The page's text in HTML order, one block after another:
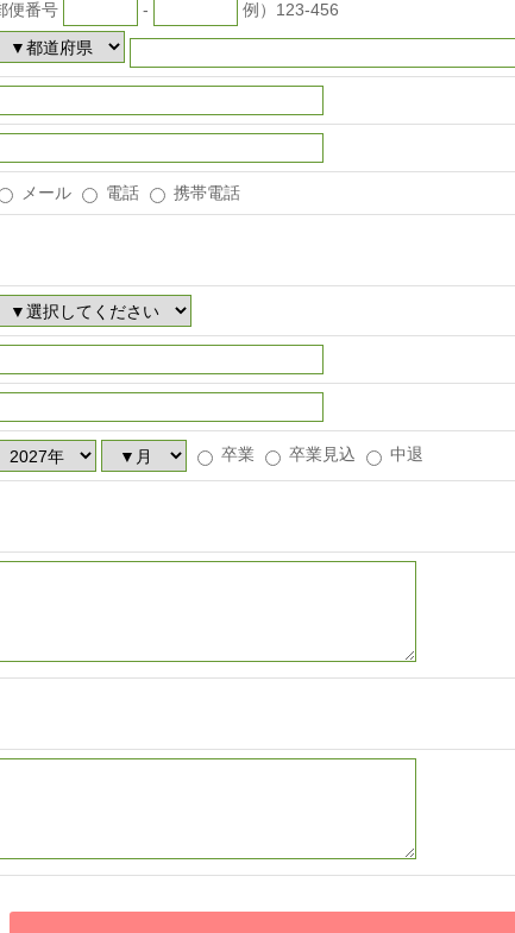
便番号 - 例）123-456
メール 電話 携帯電話
卒業 卒業見込 中退